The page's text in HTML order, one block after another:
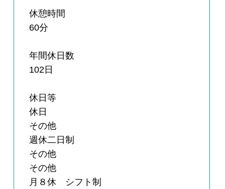
休憩時間
60分
年間休日数
102日
休日等
休日
その他
週休二日制
その他
その他
月８休 シフト制